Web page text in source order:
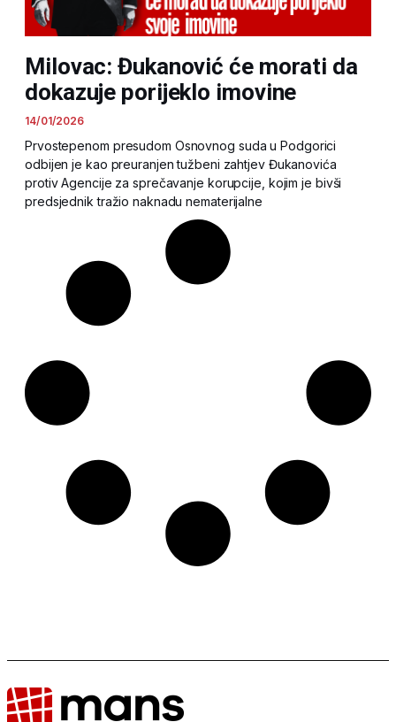
Milovac: Đukanović će morati da
dokazuje porijeklo imovine
14/01/2026
Prvostepenom presudom Osnovnog suda u Podgorici
odbijen je kao preuranjen tužbeni zahtjev Đukanovića
protiv Agencije za sprečavanje korupcije, kojim je bivši
predsjednik tražio naknadu nematerijalne